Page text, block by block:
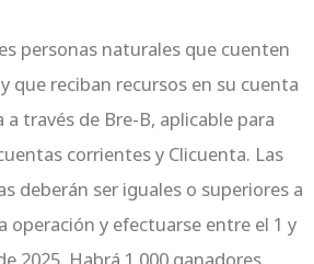
personas naturales que cuenten
que reciban recursos en su cuenta
a través de Bre-B, aplicable para
corrientes y Clicuenta. Las
deberán ser iguales o superiores a
operación y efectuarse entre el 1 y